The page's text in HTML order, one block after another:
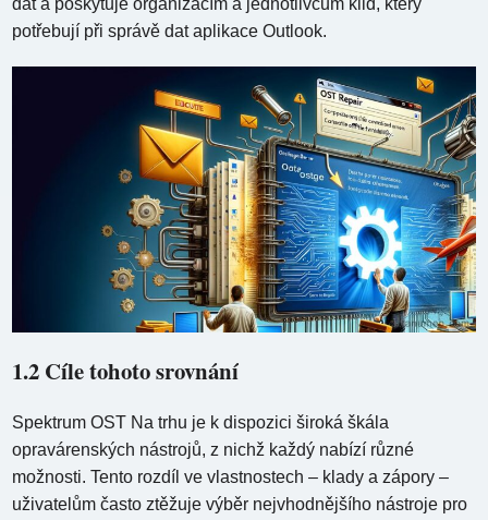
dat a poskytuje organizacím a jednotlivcům klid, který
potřebují při správě dat aplikace Outlook.
1.2 Cíle tohoto srovnání
Spektrum OST Na trhu je k dispozici široká škála
opravárenských nástrojů, z nichž každý nabízí různé
možnosti. Tento rozdíl ve vlastnostech – klady a zápory –
uživatelům často ztěžuje výběr nejvhodnějšího nástroje pro